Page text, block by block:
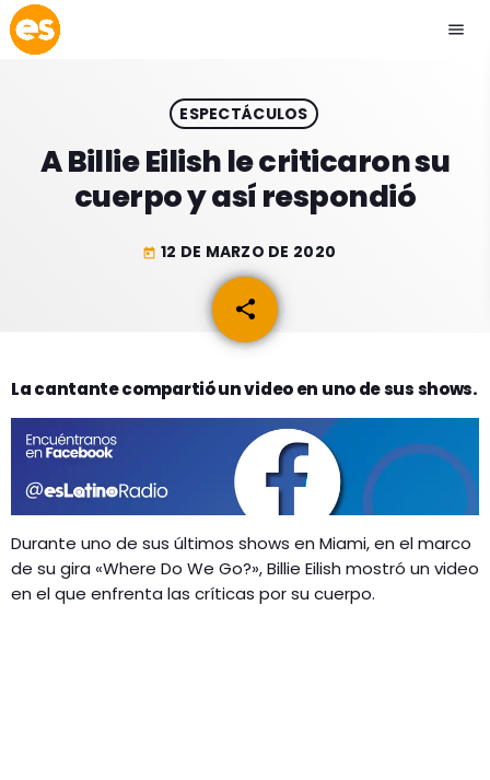
menu
play_arrow EMISIÓN LA PAZ
EMISIÓN COCHABAMBA
ACTUALIDAD
ESPECTÁCULOS
GEEKERS
ENTRETENIMIENTO
LOS + TOP
PROGRAMACIÓN
INICIO
RADIO SPLENDID
CONTACTO
ESPECTÁCULOS
A Billie Eilish le criticaron su
cuerpo y así respondió
today 12 DE MARZO DE 2020
share
email
La cantante compartió un video en uno de sus shows.
Durante uno de sus últimos shows en Miami, en el marco
de su gira «Where Do We Go?», Billie Eilish mostró un video
en el que enfrenta las críticas por su cuerpo.